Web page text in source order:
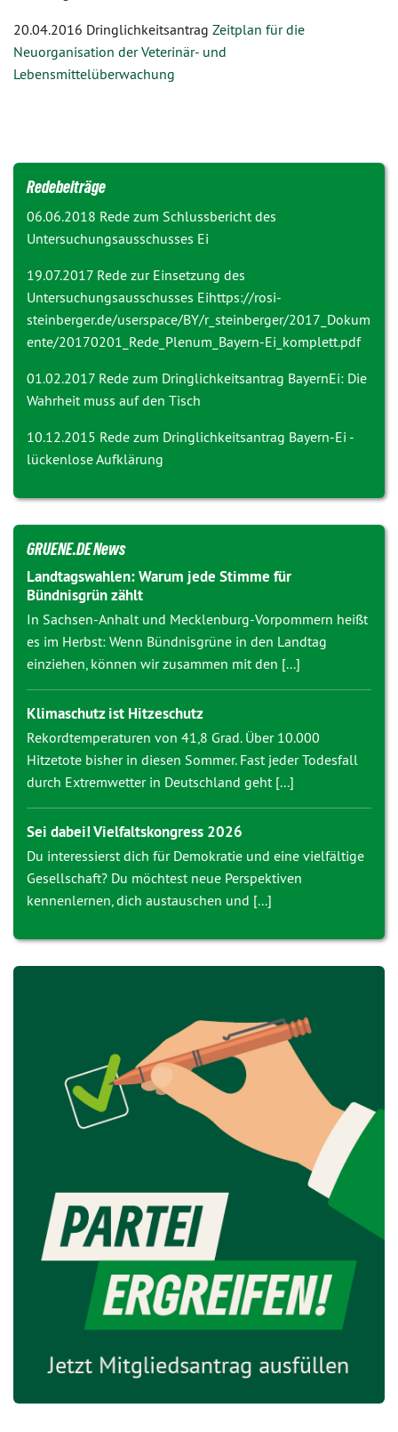
20.04.2016 Dringlichkeitsantrag Zeitplan für die
Neuorganisation der Veterinär- und
Lebensmittelüberwachung
Redebeiträge
06.06.2018 Rede zum Schlussbericht des
Untersuchungsausschusses Ei
19.07.2017 Rede zur Einsetzung des
Untersuchungsausschusses Eihttps://rosi-
steinberger.de/userspace/BY/r_steinberger/2017_Dokum
ente/20170201_Rede_Plenum_Bayern-Ei_komplett.pdf
01.02.2017 Rede zum Dringlichkeitsantrag BayernEi: Die
Wahrheit muss auf den Tisch
10.12.2015 Rede zum Dringlichkeitsantrag Bayern-Ei -
lückenlose Aufklärung
GRUENE.DE News
Landtagswahlen: Warum jede Stimme für
Bündnisgrün zählt
In Sachsen-Anhalt und Mecklenburg-Vorpommern heißt
es im Herbst: Wenn Bündnisgrüne in den Landtag
einziehen, können wir zusammen mit den [...]
Klimaschutz ist Hitzeschutz
Rekordtemperaturen von 41,8 Grad. Über 10.000
Hitzetote bisher in diesen Sommer. Fast jeder Todesfall
durch Extremwetter in Deutschland geht [...]
Sei dabei! Vielfaltskongress 2026
Du interessierst dich für Demokratie und eine vielfältige
Gesellschaft? Du möchtest neue Perspektiven
kennenlernen, dich austauschen und [...]